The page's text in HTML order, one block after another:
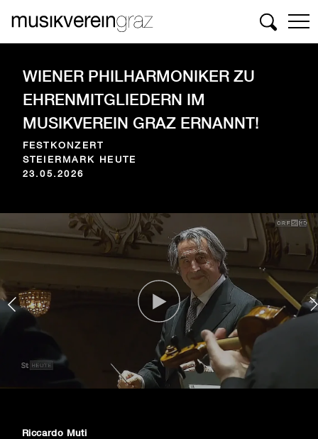
Suchen
WIENER PHILHARMONIKER ZU
EHRENMITGLIEDERN IM
MUSIKVEREIN GRAZ ERNANNT!
FESTKONZERT
STEIERMARK HEUTE
23.05.2026
Riccardo Muti